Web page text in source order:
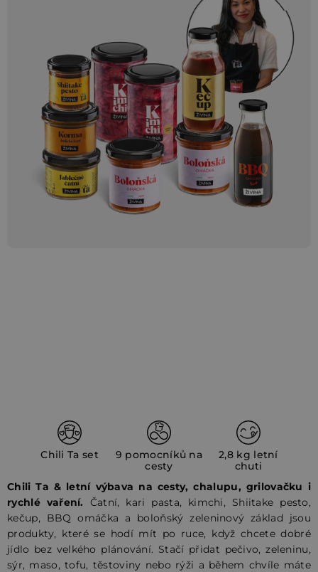
Chili Ta set
9 pomocníků na
cesty
2,8 kg letní
chuti
Chili Ta & letní výbava na cesty, chalupu, grilovačku i
rychlé vaření. Čatní, kari pasta, kimchi, Shiitake pesto,
kečup, BBQ omáčka a boloňský zeleninový základ jsou
produkty, které se hodí mít po ruce, když chcete dobré
jídlo bez velkého plánování. Stačí přidat pečivo, zeleninu,
sýr, maso, tofu, těstoviny nebo rýži a během chvíle máte
hvězdiček.